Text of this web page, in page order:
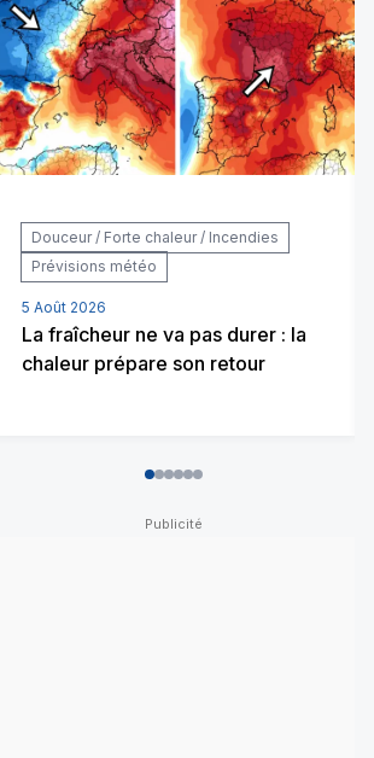
Douceur / Forte chaleur / Incendies
Prévisions météo
5 Août 2026
La fraîcheur ne va pas durer : la
chaleur prépare son retour
012345